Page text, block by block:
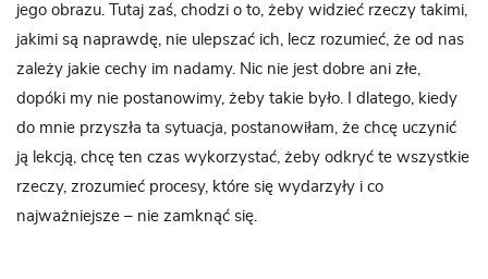
jego obrazu. Tutaj zaś, chodzi o to, żeby widzieć rzeczy takimi,
jakimi są naprawdę, nie ulepszać ich, lecz rozumieć, że od nas
zależy jakie cechy im nadamy. Nic nie jest dobre ani złe,
dopóki my nie postanowimy, żeby takie było. I dlatego, kiedy
do mnie przyszła ta sytuacja, postanowiłam, że chcę uczynić
ją lekcją, chcę ten czas wykorzystać, żeby odkryć te wszystkie
rzeczy, zrozumieć procesy, które się wydarzyły i co
najważniejsze – nie zamknąć się.